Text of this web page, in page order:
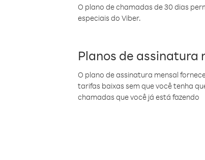
O plano de chamadas de 30 dias
especiais do Viber.
Planos de assinatura
O plano de assinatura mensal
tarifas baixas sem que você tenha
chamadas que você já está fazendo